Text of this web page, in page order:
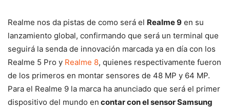
Realme nos da pistas de como será el Realme 9 en su
lanzamiento global, confirmando que será un terminal que
seguirá la senda de innovación marcada ya en día con los
Realme 5 Pro y Realme 8, quienes respectivamente fueron
de los primeros en montar sensores de 48 MP y 64 MP.
Para el Realme 9 la marca ha anunciado que será el primer
dispositivo del mundo en contar con el sensor Samsung